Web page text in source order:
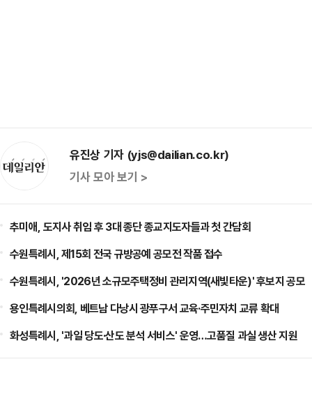
유진상 기자 (yjs@dailian.co.kr)
기사 모아 보기 >
추미애, 도지사 취임 후 3대 종단 종교지도자들과 첫 간담회
수원특례시, 제15회 전국 규방공예 공모전 작품 접수
수원특례시, '2026년 소규모주택정비 관리지역(새빛타운)' 후보지 공모
용인특례시의회, 베트남 다낭시 광푸구서 교육·주민자치 교류 확대
화성특례시, '과일 당도·산도 분석 서비스' 운영…고품질 과실 생산 지원